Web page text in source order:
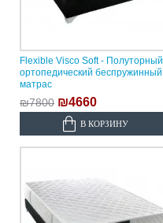
Flexible Visco Soft - Полуторный
ортопедический беспружинный
матрас
₪7800 ₪4660
В КОРЗИНУ